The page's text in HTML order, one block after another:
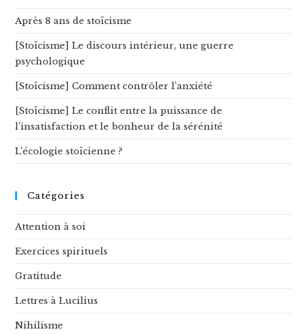
Après 8 ans de stoïcisme
[Stoïcisme] Le discours intérieur, une guerre
psychologique
[Stoïcisme] Comment contrôler l’anxiété
[Stoïcisme] Le conflit entre la puissance de
l’insatisfaction et le bonheur de la sérénité
L’écologie stoïcienne ?
Catégories
Attention à soi
Exercices spirituels
Gratitude
Lettres à Lucilius
Nihilisme